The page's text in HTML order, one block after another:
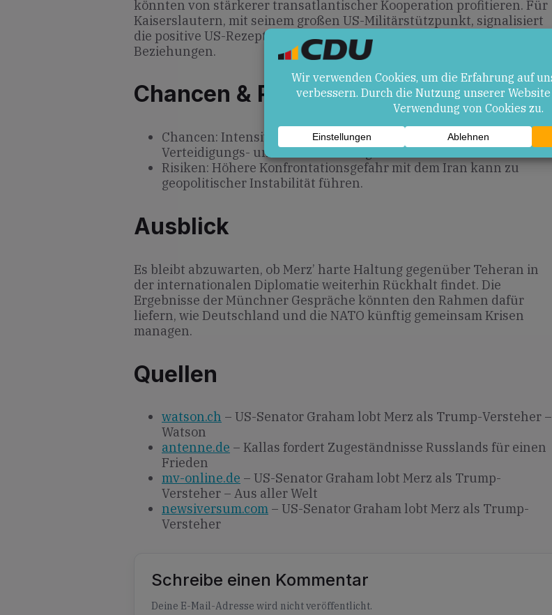
könnten von stärkerer transatlantischer Kooperation profitieren. Für
Kaiserslautern, mit seinem großen US-Militärstützpunkt, signalisiert
die positive US-Rezeption deutscher Politik Stabilität in bilateralen
Beziehungen.
Chancen & Risiken
Chancen: Intensivierung der Zusammenarbeit mit US-Partnern in
Verteidigungs- und Sicherheitsfragen.
Risiken: Höhere Konfrontationsgefahr mit dem Iran kann zu
geopolitischer Instabilität führen.
Ausblick
Es bleibt abzuwarten, ob Merz’ harte Haltung gegenüber Teheran in
der internationalen Diplomatie weiterhin Rückhalt findet. Die
Ergebnisse der Münchner Gespräche könnten den Rahmen dafür
liefern, wie Deutschland und die NATO künftig gemeinsam Krisen
managen.
Quellen
watson.ch – US-Senator Graham lobt Merz als Trump-Versteher –
Watson
antenne.de – Kallas fordert Zugeständnisse Russlands für einen
Frieden
mv-online.de – US-Senator Graham lobt Merz als Trump-
Versteher – Aus aller Welt
newsiversum.com – US-Senator Graham lobt Merz als Trump-
Versteher
Schreibe einen Kommentar
Deine E-Mail-Adresse wird nicht veröffentlicht.
Alternative: